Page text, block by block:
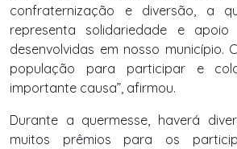
confraternização e diversão, a
representa solidariedade e
desenvolvidas em nosso município.
população para participar e
importante causa”, afirmou.
Durante a quermesse, haverá
muitos prêmios para os